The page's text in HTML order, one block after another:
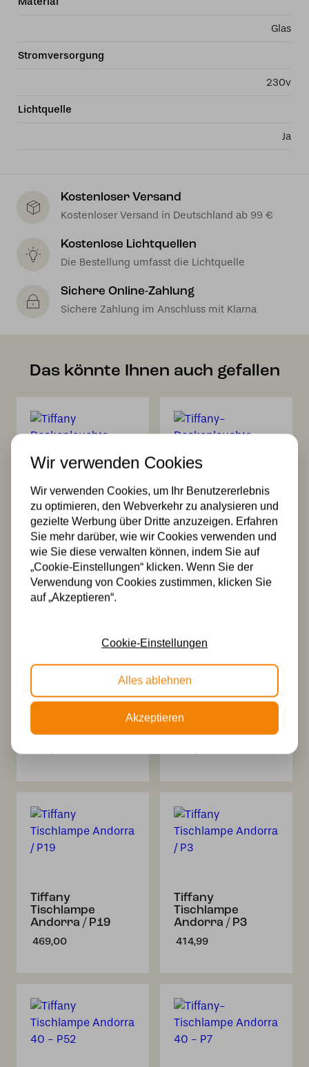
Glas
Stromversorgung
230v
Lichtquelle
Ja
Kostenloser Versand
Kostenloser Versand in Deutschland ab 99 €
Kostenlose Lichtquellen
Die Bestellung umfasst die Lichtquelle
Sichere Online-Zahlung
Sichere Zahlung im Anschluss mit Klarna
Das könnte Ihnen auch gefallen
Tiffany
Deckenleuchte
Andorra – C2
369,00
Tiffany-
Deckenleuchte
Andorra Lose 40 /
96
339,99
Tiffany
Andorra 40/ Flow
Tischlampe
Tiffany
Tischlampe
Andorra / P19
469,00
Tiffany
Tischlampe
Andorra / P3
414,99
Wir verwenden Cookies
Wir verwenden Cookies, um Ihr Benutzererlebnis
zu optimieren, den Webverkehr zu analysieren und
gezielte Werbung über Dritte anzuzeigen. Erfahren
Sie mehr darüber, wie wir Cookies verwenden und
wie Sie diese verwalten können, indem Sie auf
„Cookie-Einstellungen“ klicken. Wenn Sie der
Verwendung von Cookies zustimmen, klicken Sie
auf „Akzeptieren“.
Cookie-Einstellungen
Alles ablehnen
Akzeptieren